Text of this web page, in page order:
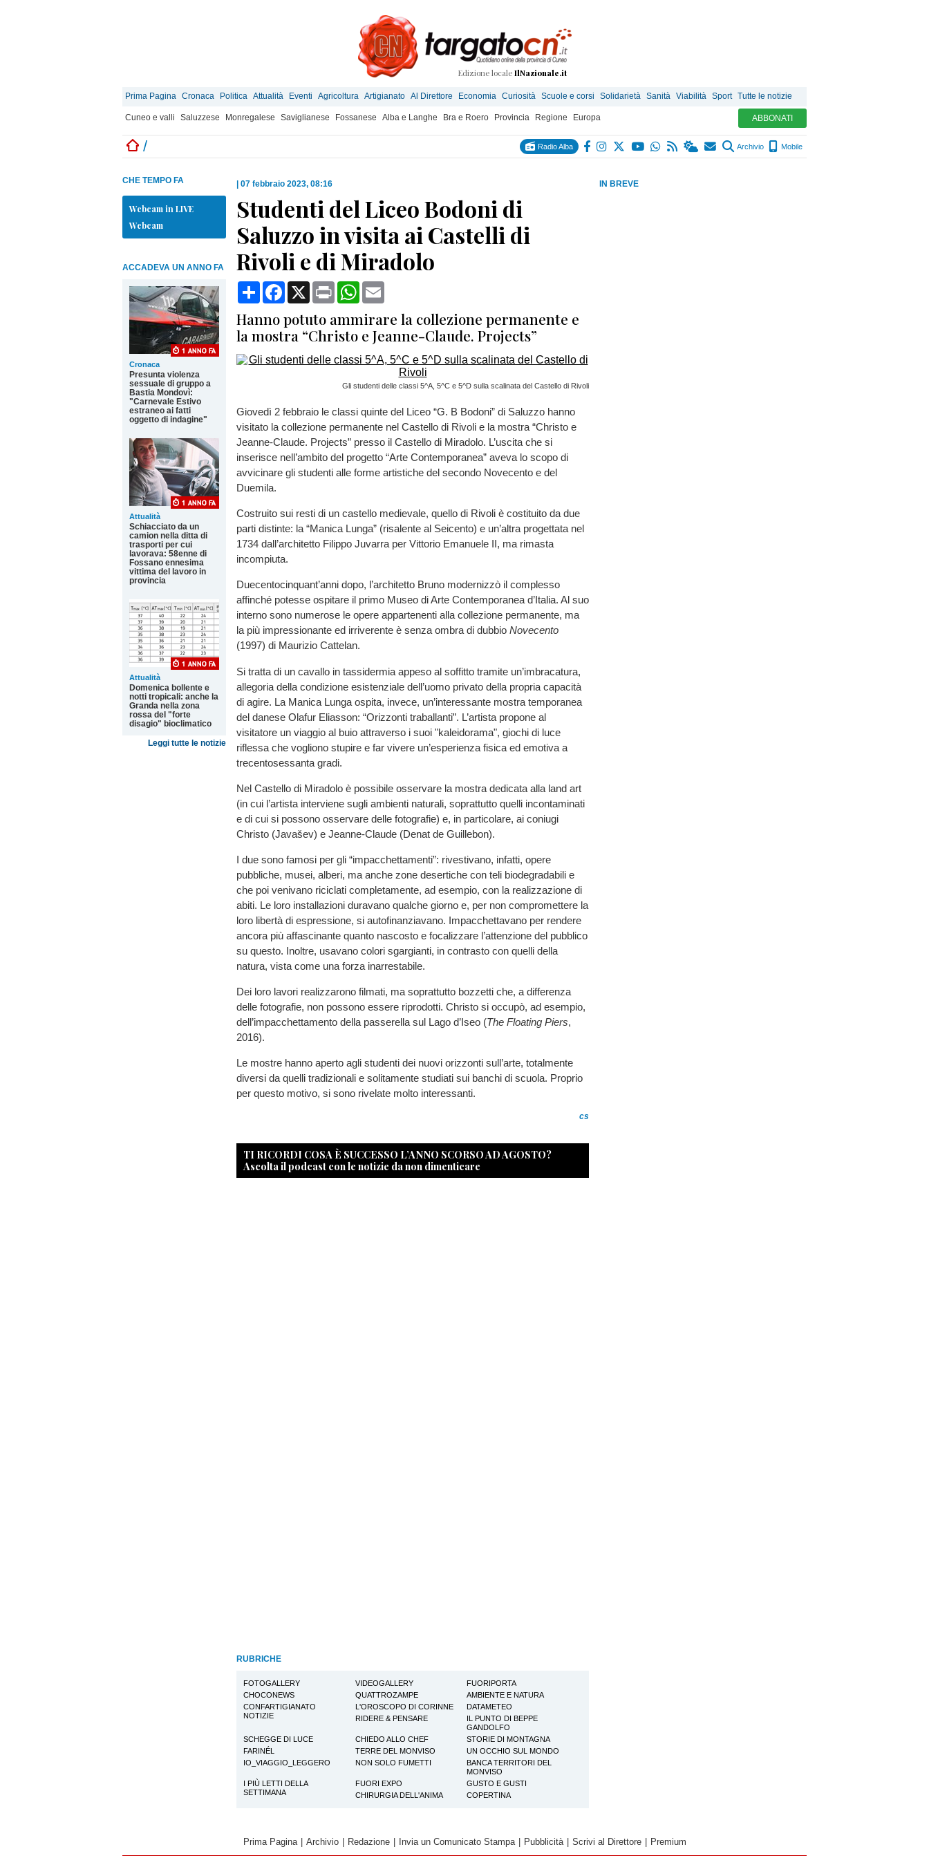
Edizione locale IlNazionale.it
Prima Pagina Cronaca Politica Attualità Eventi Agricoltura Artigianato Al Direttore Economia Curiosità Scuole e corsi Solidarietà Sanità Viabilità Sport Tutte le notizie
Cuneo e valli Saluzzese Monregalese Saviglianese Fossanese Alba e Langhe Bra e Roero Provincia Regione Europa ABBONATI
/ Radio Alba Archivio Mobile
IN BREVE
CHE TEMPO FA
Webcam in LIVE
Webcam
ACCADEVA UN ANNO FA
Cronaca
Presunta violenza
sessuale di gruppo a
Bastia Mondovì:
"Carnevale Estivo
estraneo ai fatti
oggetto di indagine"
Attualità
Schiacciato da un
camion nella ditta di
trasporti per cui
lavorava: 58enne di
Fossano ennesima
vittima del lavoro in
provincia
Attualità
Domenica bollente e
notti tropicali: anche la
Granda nella zona
rossa del "forte
disagio" bioclimatico
Leggi tutte le notizie
07 febbraio 2023, 08:16
Studenti del Liceo Bodoni di
Saluzzo in visita ai Castelli di
Rivoli e di Miradolo
CondividiFacebook
X Print WhatsApp
Hanno potuto ammirare la collezione permanente e
la mostra “Christo e Jeanne-Claude. Projects”
Gli studenti delle classi 5^A, 5^C e 5^D sulla scalinata del Castello di Rivoli
Giovedì 2 febbraio le classi quinte del Liceo “G. B Bodoni” di Saluzzo hanno
visitato la collezione permanente nel Castello di Rivoli e la mostra “Christo e
Jeanne-Claude. Projects” presso il Castello di Miradolo. L’uscita che si
inserisce nell’ambito del progetto “Arte Contemporanea” aveva lo scopo di
avvicinare gli studenti alle forme artistiche del secondo Novecento e del
Duemila.
Costruito sui resti di un castello medievale, quello di Rivoli è costituito da due
parti distinte: la “Manica Lunga” (risalente al Seicento) e un’altra progettata nel
1734 dall’architetto Filippo Juvarra per Vittorio Emanuele II, ma rimasta
incompiuta.
Duecentocinquant’anni dopo, l’architetto Bruno modernizzò il complesso
affinché potesse ospitare il primo Museo di Arte Contemporanea d’Italia. Al suo
interno sono numerose le opere appartenenti alla collezione permanente, ma
la più impressionante ed irriverente è senza ombra di dubbio Novecento
(1997) di Maurizio Cattelan.
Si tratta di un cavallo in tassidermia appeso al soffitto tramite un’imbracatura,
allegoria della condizione esistenziale dell’uomo privato della propria capacità
di agire. La Manica Lunga ospita, invece, un’interessante mostra temporanea
del danese Olafur Eliasson: “Orizzonti traballanti”. L’artista propone al
visitatore un viaggio al buio attraverso i suoi "kaleidorama", giochi di luce
riflessa che vogliono stupire e far vivere un’esperienza fisica ed emotiva a
trecentosessanta gradi.
Nel Castello di Miradolo è possibile osservare la mostra dedicata alla land art
(in cui l’artista interviene sugli ambienti naturali, soprattutto quelli incontaminati
e di cui si possono osservare delle fotografie) e, in particolare, ai coniugi
Christo (Javašev) e Jeanne-Claude (Denat de Guillebon).
I due sono famosi per gli “impacchettamenti”: rivestivano, infatti, opere
pubbliche, musei, alberi, ma anche zone desertiche con teli biodegradabili e
che poi venivano riciclati completamente, ad esempio, con la realizzazione di
abiti. Le loro installazioni duravano qualche giorno e, per non compromettere la
loro libertà di espressione, si autofinanziavano. Impacchettavano per rendere
ancora più affascinante quanto nascosto e focalizzare l’attenzione del pubblico
su questo. Inoltre, usavano colori sgargianti, in contrasto con quelli della
natura, vista come una forza inarrestabile.
Dei loro lavori realizzarono filmati, ma soprattutto bozzetti che, a differenza
delle fotografie, non possono essere riprodotti. Christo si occupò, ad esempio,
dell’impacchettamento della passerella sul Lago d’Iseo (The Floating Piers,
2016).
Le mostre hanno aperto agli studenti dei nuovi orizzonti sull’arte, totalmente
diversi da quelli tradizionali e solitamente studiati sui banchi di scuola. Proprio
per questo motivo, si sono rivelate molto interessanti.
cs
TI RICORDI COSA È SUCCESSO L’ANNO SCORSO AD AGOSTO?
Ascolta il podcast con le notizie da non dimenticare
RUBRICHE
FOTOGALLERY VIDEOGALLERY
FUORIPORTA
CHOCONEWS
QUATTROZAMPE
AMBIENTE E NATURA
CONFARTIGIANATO
NOTIZIE
L'OROSCOPO DI CORINNE
DATAMETEO
RIDERE & PENSARE
IL PUNTO DI BEPPE
GANDOLFO
SCHEGGE DI LUCE
CHIEDO ALLO CHEF
STORIE DI MONTAGNA
FARINÉL
TERRE DEL MONVISO
UN OCCHIO SUL MONDO
IO_VIAGGIO_LEGGERO
NON SOLO FUMETTI
BANCA TERRITORI DEL
MONVISO
I PIÙ LETTI DELLA
SETTIMANA
FUORI EXPO
GUSTO E GUSTI
CHIRURGIA DELL'ANIMA
COPERTINA
Prima Pagina | Archivio | Redazione | Invia un Comunicato Stampa | Pubblicità | Scrivi al Direttore | Premium